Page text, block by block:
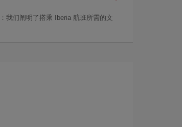
：我们阐明了搭乘 Iberia 航班所需的文